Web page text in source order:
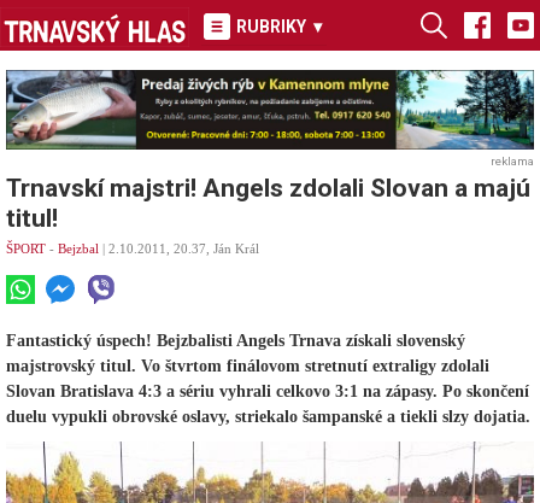
RUBRIKY ▾
reklama
Trnavskí majstri! Angels zdolali Slovan a majú
titul!
ŠPORT - Bejzbal | 2.10.2011, 20.37, Ján Král
Fantastický úspech! Bejzbalisti Angels Trnava získali slovenský
majstrovský titul. Vo štvrtom finálovom stretnutí extraligy zdolali
Slovan Bratislava 4:3 a sériu vyhrali celkovo 3:1 na zápasy. Po skončení
duelu vypukli obrovské oslavy, striekalo šampanské a tiekli slzy dojatia.